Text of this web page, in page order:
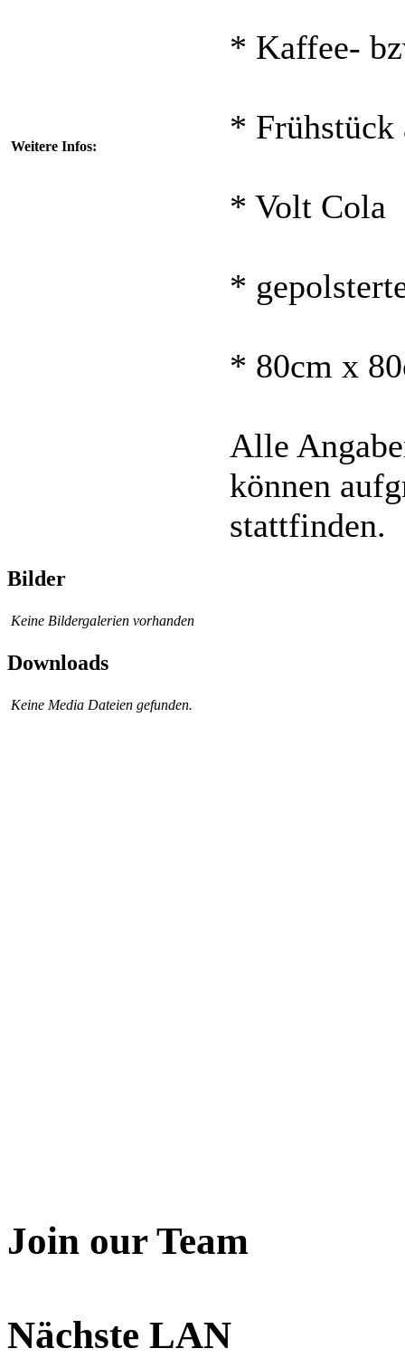
Weitere Infos:
* Kaffee-
* Frühstück
* Volt Cola
*
* 80cm x
Alle
können
stattfinden.
Bilder
Keine Bildergalerien vorhanden
Downloads
Keine Media Dateien gefunden.
Join our Team
Nächste LAN